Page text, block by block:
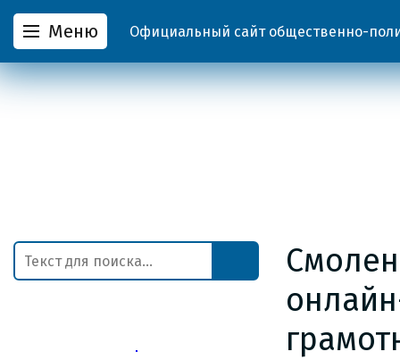
Меню Официальный сайт общественно-